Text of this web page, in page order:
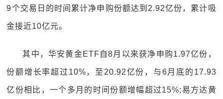
9个交易日的时间累计净申购份额达到2.92亿份，累计吸
金接近10亿元。
其中，华安黄金ETF自8月以来获净申购1.97亿份，
份额增长率超过10%，至20.92亿份，与6月底的17.93
亿份相比，一个多月的时间份额增幅超过15%;易方达黄